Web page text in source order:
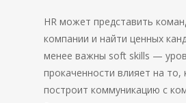
HR может представить
компании и найти ценных
менее важны soft skills —
прокаченности влияет на то,
построит коммуникацию с